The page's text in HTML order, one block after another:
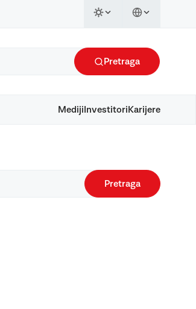
Pretraga
Mediji Investitori Karijere
Pretraga